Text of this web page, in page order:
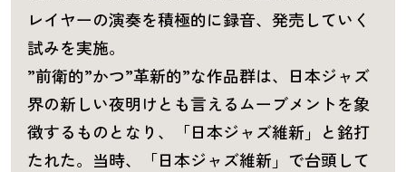
レイヤーの演奏を積極的に録音、発売していく
試みを実施。
”前衛的”かつ”革新的”な作品群は、日本ジャズ
界の新しい夜明けとも言えるムーブメントを象
徴するものとなり、「日本ジャズ維新」と銘打
たれた。当時、「日本ジャズ維新」で台頭して